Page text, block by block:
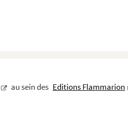
au sein des Editions Flammarion